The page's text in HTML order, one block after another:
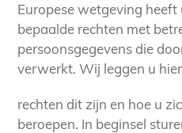
Europese wetgeving heeft
bepaalde rechten met
persoonsgegevens die
verwerkt. Wij leggen u
rechten dit zijn en hoe u
beroepen. In beginsel